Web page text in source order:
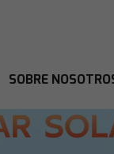
SOBRE